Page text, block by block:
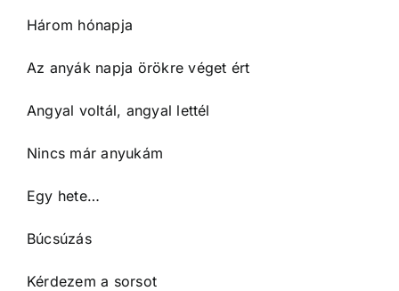
Három hónapja
Az anyák napja örökre véget ért
Angyal voltál, angyal lettél
Nincs már anyukám
Egy hete…
Búcsúzás
Kérdezem a sorsot